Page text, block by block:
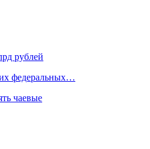
рублей
федеральных…
чаевые